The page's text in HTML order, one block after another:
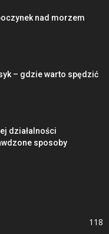
nad morzem
– gdzie warto spędzić
działalności
sposoby
118